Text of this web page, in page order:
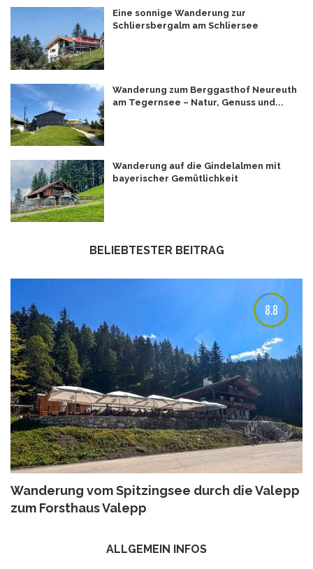
Eine sonnige Wanderung zur
Schliersbergalm am Schliersee
Wanderung zum Berggasthof Neureuth
am Tegernsee – Natur, Genuss und...
Wanderung auf die Gindelalmen mit
bayerischer Gemütlichkeit
BELIEBTESTER BEITRAG
8.8
Wanderung vom Spitzingsee durch die Valepp
zum Forsthaus Valepp
ALLGEMEIN INFOS